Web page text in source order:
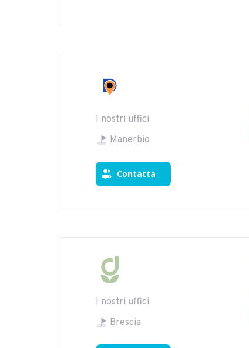
I nostri uffici
Manerbio
Contatta
I nostri uffici
Brescia